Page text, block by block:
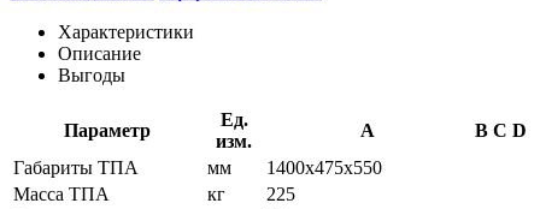
Характеристики
Описание
Выгоды
Параметр
Ед.
изм.
A B C D
Габариты ТПА
мм
1400х475х550
Масса ТПА
кг
225